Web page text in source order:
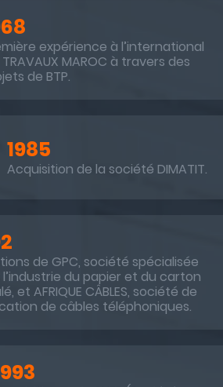
expérience à l’international
MAROC à travers des
de BTP.
1985
Acquisition de la société DIMATIT.
de GPC, société spécialisée
l’industrie du papier et du carton
et AFRIQUE CÂBLES, société de
de câbles téléphoniques.